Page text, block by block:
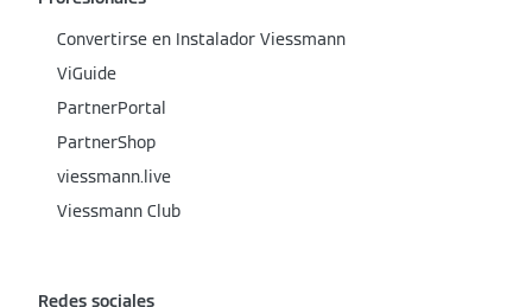
Convertirse en Instalador Viessmann
ViGuide
PartnerPortal
PartnerShop
viessmann.live
Viessmann Club
Redes sociales